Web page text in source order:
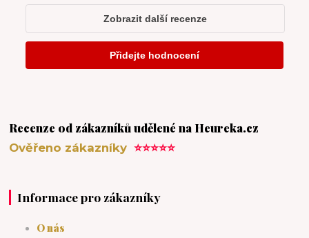
Recenze od zákazníků udělené na Heureka.cz
Ověřeno zákazníky⭐⭐⭐⭐⭐
Informace pro zákazníky
O nás